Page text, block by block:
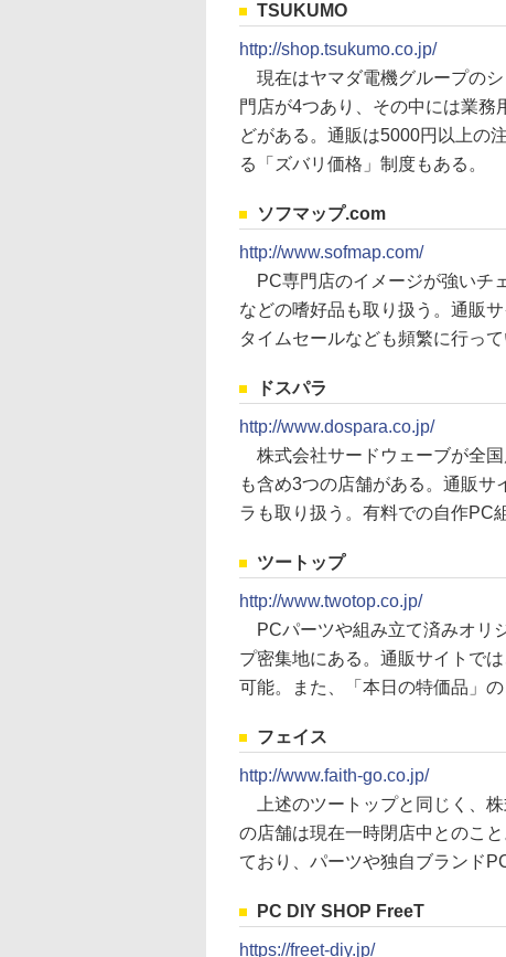
TSUKUMO
http://shop.tsukumo.co.jp/
現在はヤマダ電機グループの
門店が4つあり、その中には業務
どがある。通販は5000円以上の
る「ズバリ価格」制度もある。
ソフマップ.com
http://www.sofmap.com/
PC専門店のイメージが強いチ
などの嗜好品も取り扱う。通販
タイムセールなども頻繁に行って
ドスパラ
http://www.dospara.co.jp/
株式会社サードウェーブが全
も含め3つの店舗がある。通販
ラも取り扱う。有料での自作PC
ツートップ
http://www.twotop.co.jp/
PCパーツや組み立て済みオリ
プ密集地にある。通販サイトで
可能。また、「本日の特価品」
フェイス
http://www.faith-go.co.jp/
上述のツートップと同じく、
の店舗は現在一時閉店中とのこ
ており、パーツや独自ブランド
PC DIY SHOP FreeT
https://freet-diy.jp/